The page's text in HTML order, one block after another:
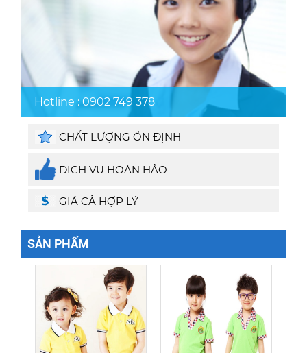
Hotline : 0902 749 378
CHẤT LƯỢNG ỔN ĐỊNH
DỊCH VỤ HOÀN HẢO
GIÁ CẢ HỢP LÝ
SẢN PHẨM